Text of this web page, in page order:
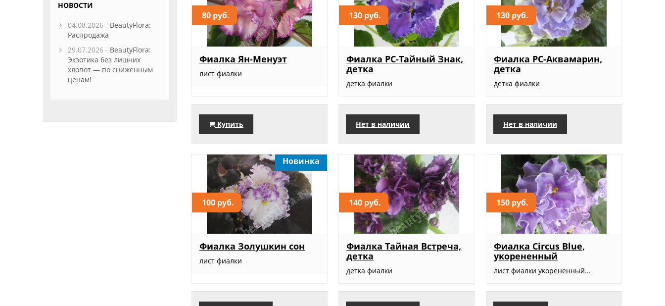
80 руб.
Фиалка Ян-Менуэт
лист фиалки
Купить
130 руб.
Фиалка РС-Тайный Знак,
детка
детка фиалки
Нет в наличии
130 руб.
Фиалка РС-Аквамарин,
детка
детка фиалки
Нет в наличии
100 руб.
Новинка
Фиалка Золушкин сон
лист фиалки
140 руб.
Фиалка Тайная Встреча,
детка
детка фиалки
150 руб.
Фиалка Circus Blue,
укорененный
лист фиалки укорененный...
НОВОСТИ
04.08.2026 - BeautyFlora:
Распродажа
29.07.2026 - BeautyFlora:
Экзотика без лишних
хлопот — по сниженным
ценам!